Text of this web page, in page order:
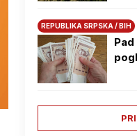
REPUBLIKA SRPSKA / BIH